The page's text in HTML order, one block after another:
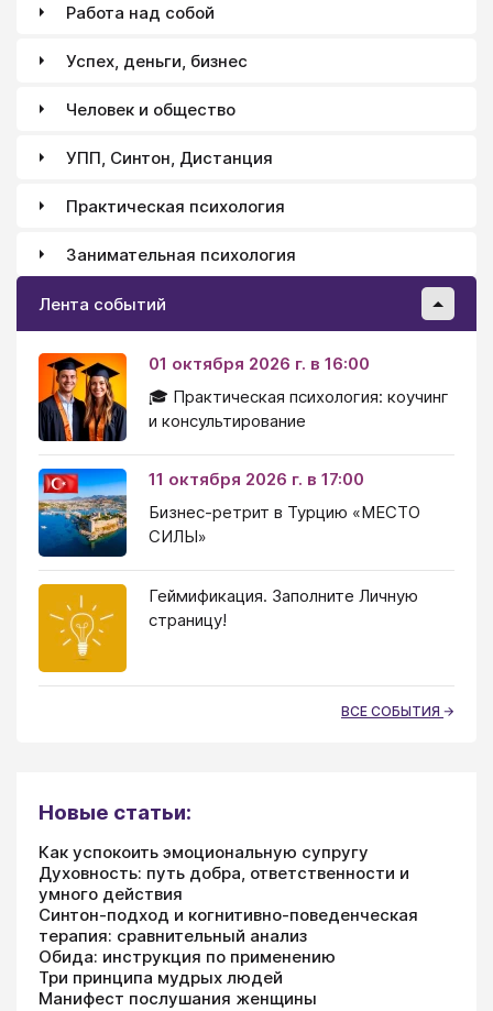
Работа над собой
Успех, деньги, бизнес
Человек и общество
УПП, Синтон, Дистанция
Практическая психология
Занимательная психология
Лента событий
01 октября 2026 г. в 16:00
🎓 Практическая психология: коучинг
и консультирование
11 октября 2026 г. в 17:00
Бизнес-ретрит в Турцию «МЕСТО
СИЛЫ»
Геймификация. Заполните Личную
страницу!
ВСЕ СОБЫТИЯ
Новые статьи:
Как успокоить эмоциональную супругу
Духовность: путь добра, ответственности и
умного действия
Синтон-подход и когнитивно-поведенческая
терапия: сравнительный анализ
Обида: инструкция по применению
Три принципа мудрых людей
Манифест послушания женщины